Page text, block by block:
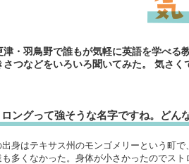
津・羽鳥野で誰もが気軽に英語を学べる
さつなどをいろいろ聞いてみた。 気さ
ロングって強そうな名字ですね。どん
出身はテキサス州のモンゴメリーという町
も多くなかった。身体が小さかったのでス